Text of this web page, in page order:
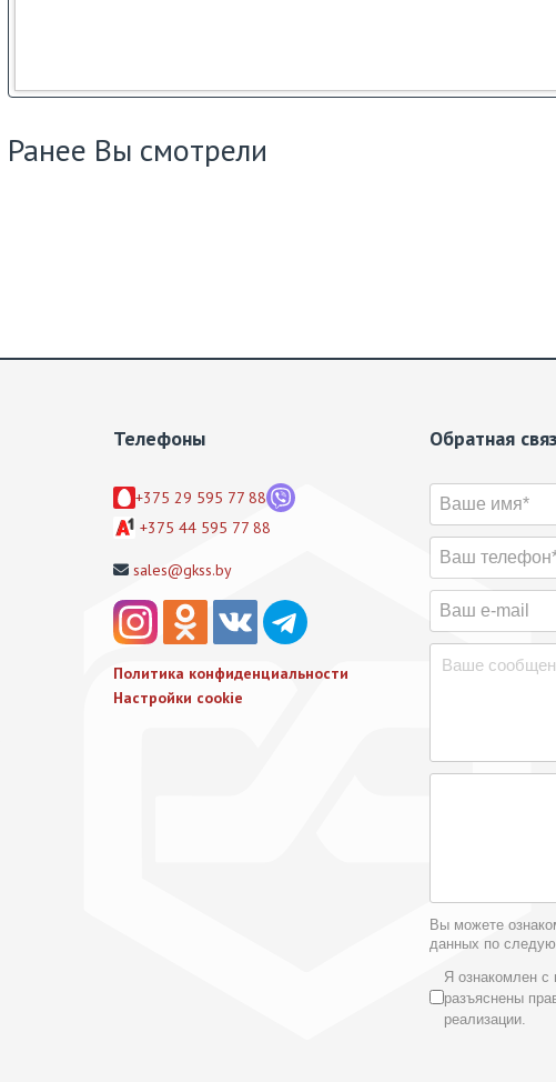
Ранее Вы смотрели
Телефоны
+375 29 595 77 88
+375 44 595 77 88
sales@gkss.by
Политика конфиденциальности
Настройки cookie
Обратная
Вы можете
данных по
Условия
Я ознакомлен с
разъяснены
реализации.